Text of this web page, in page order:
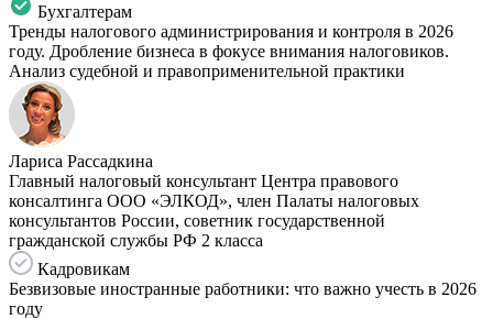
Бухгалтерам
Тренды налогового администрирования и контроля в 2026
году. Дробление бизнеса в фокусе внимания налоговиков.
Анализ судебной и правоприменительной практики
Лариса Рассадкина
Главный налоговый консультант Центра правового
консалтинга ООО «ЭЛКОД», член Палаты налоговых
консультантов России, советник государственной
гражданской службы РФ 2 класса
Кадровикам
Безвизовые иностранные работники: что важно учесть в 2026
году